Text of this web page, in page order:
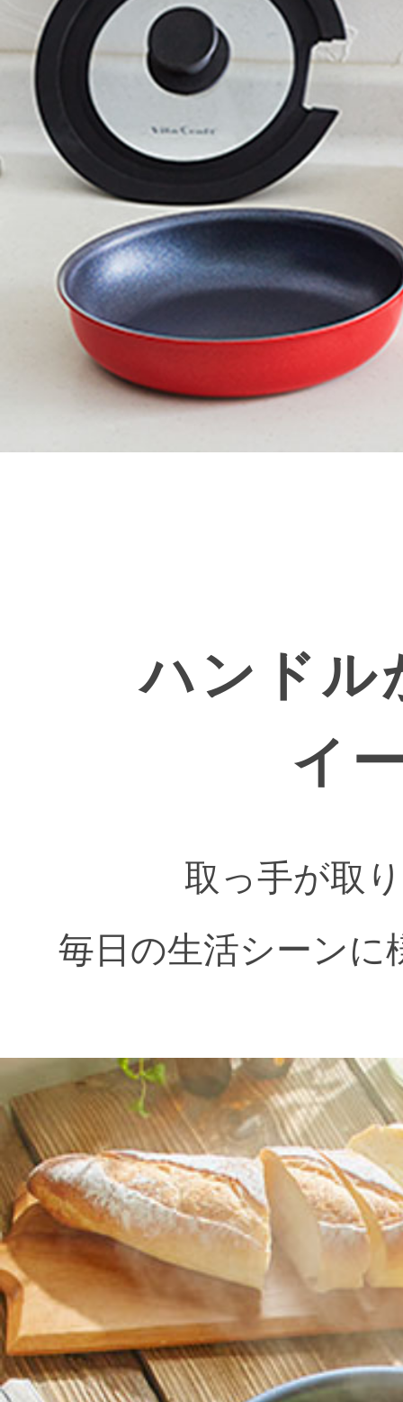
ハンドル
イ
取っ手が取
毎日の生活シーンに